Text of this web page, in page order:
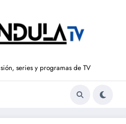
series y programas de TV